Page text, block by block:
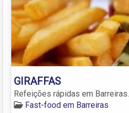
GIRAFFAS
Refeições rápidas em Barreiras.
Fast-food em Barreiras